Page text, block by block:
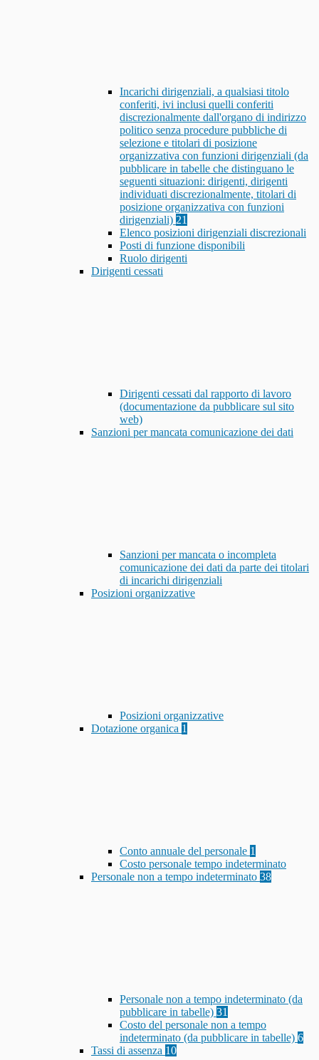
Incarichi dirigenziali, a qualsiasi titolo
conferiti, ivi inclusi quelli conferiti
discrezionalmente dall'organo di indirizzo
politico senza procedure pubbliche di
selezione e titolari di posizione
organizzativa con funzioni dirigenziali (da
pubblicare in tabelle che distinguano le
seguenti situazioni: dirigenti, dirigenti
individuati discrezionalmente, titolari di
posizione organizzativa con funzioni
dirigenziali) 21
Elenco posizioni dirigenziali discrezionali
Posti di funzione disponibili
Ruolo dirigenti
Dirigenti cessati
Dirigenti cessati dal rapporto di lavoro
(documentazione da pubblicare sul sito
web)
Sanzioni per mancata comunicazione dei dati
Sanzioni per mancata o incompleta
comunicazione dei dati da parte dei titolari
di incarichi dirigenziali
Posizioni organizzative
Posizioni organizzative
Dotazione organica 1
Conto annuale del personale 1
Costo personale tempo indeterminato
Personale non a tempo indeterminato 38
Personale non a tempo indeterminato (da
pubblicare in tabelle) 31
Costo del personale non a tempo
indeterminato (da pubblicare in tabelle) 6
Tassi di assenza 10